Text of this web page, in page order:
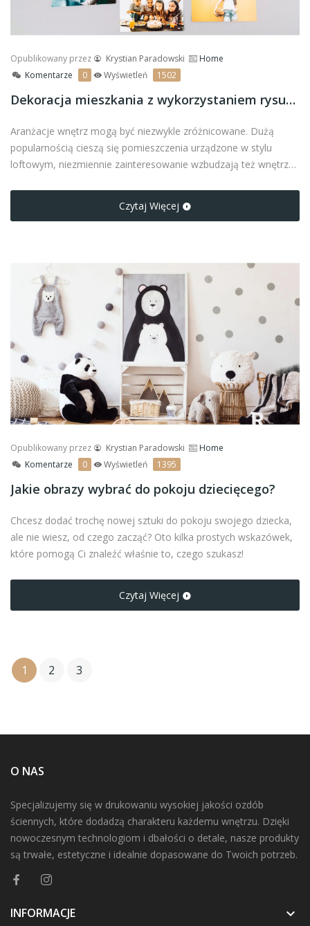
Opublikowany przez Krystian Paradowski
Home
Komentarze
0 Wyświetleń 1502
Dekoracja mieszkania z wykorzystaniem rysunków i rodzinnych fotografii
Aranżacje wnętrz mogą być niezwykle zróżnicowane. Dużą
popularnością cieszą się pomieszczenia urządzone w stylu
loftowym, niezmiennie zainteresowanie wzbudzają też wnętrza
Czytaj Więcej
Opublikowany przez Krystian Paradowski
Home
Komentarze
0 Wyświetleń 1395
Jakie obrazy wybrać do pokoju dziecięcego?
Chcesz dodać trochę nowej sztuki do pokoju swojego dziecka,
ale nie wiesz, od czego zacząć? Oto kilka prostych wskazówek,
które pomogą Ci znaleźć właśnie to, czego szukasz!
Czytaj Więcej
1 2 3
O NAS
Specjalizujemy się w drukowaniu wysokiej jakości ozdób
ściennych, które dodadzą charakteru każdemu wnętrzu. Dzięki
nowoczesnym technologiom i dbałości o detale, nasze produkty
są trwałe, estetyczne i idealnie dopasowane do Twoich potrzeb.
INFORMACJE 